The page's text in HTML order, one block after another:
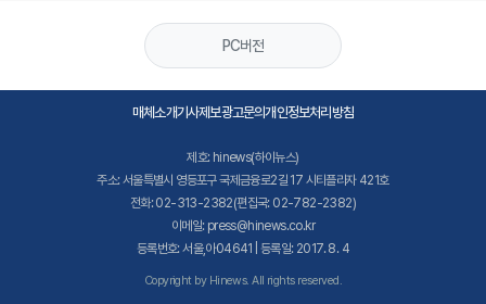
PC버전
매체소개기사제보광고문의개인정보처리방침
제호: hinews(하이뉴스)
주소: 서울특별시 영등포구 국제금융로2길 17 시티플라자 421호
전화: 02-313-2382(편집국: 02-782-2382)
이메일: press@hinews.co.kr
등록번호: 서울,아04641 | 등록일: 2017. 8. 4
Copyright by Hinews. All rights reserved.